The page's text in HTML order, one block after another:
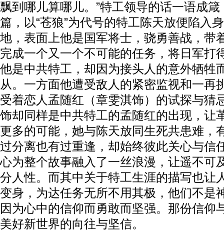
飘到哪儿算哪儿。”特工领导的话一语成
篇，以“苍狼”为代号的特工陈天放便陷入
地，表面上他是国军将士，骁勇善战，带
完成一个又一个不可能的任务，将日军打
他是中共特工，却因为接头人的意外牺牲
从。一方面他遭受敌人的紧密监视和一再
受着恋人孟随红（章雯淇饰）的试探与猜
饰却同样是中共特工的孟随红的出现，让
更多的可能，她与陈天放同生死共患难，
过分离也有过重逢，却始终彼此关心与信
心为整个故事融入了一丝浪漫，让遥不可
分人性。而其中关于特工生涯的描写也让
变身，为达任务无所不用其极，他们不是
因为心中的信仰而勇敢而坚强。那份信仰
美好新世界的向往与坚信。